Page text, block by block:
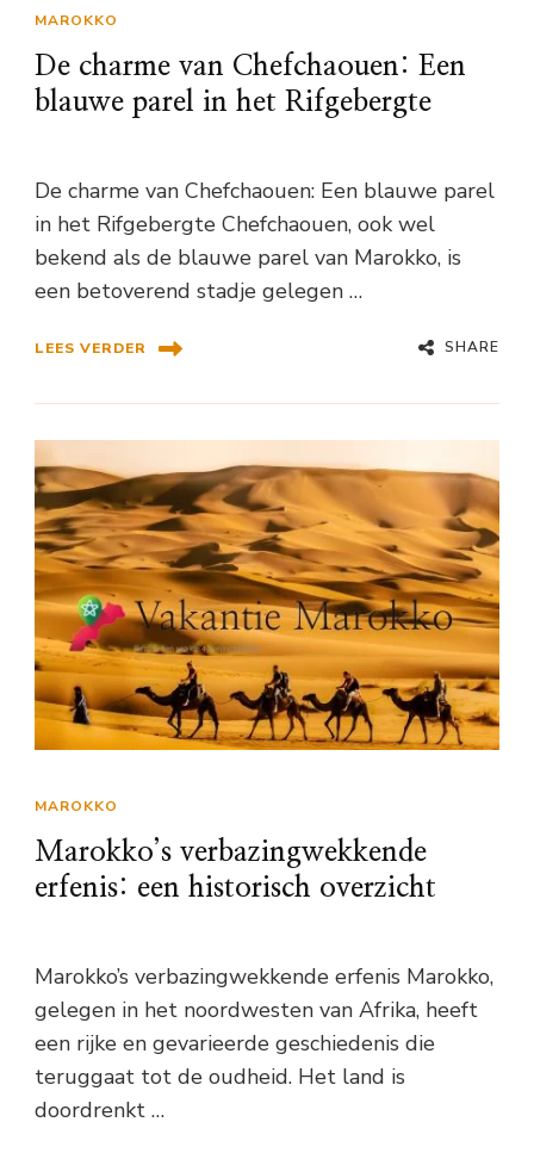
MAROKKO
De charme van Chefchaouen: Een
blauwe parel in het Rifgebergte
De charme van Chefchaouen: Een blauwe parel
in het Rifgebergte Chefchaouen, ook wel
bekend als de blauwe parel van Marokko, is
een betoverend stadje gelegen …
LEES VERDER SHARE
MAROKKO
Marokko’s verbazingwekkende
erfenis: een historisch overzicht
Marokko’s verbazingwekkende erfenis Marokko,
gelegen in het noordwesten van Afrika, heeft
een rijke en gevarieerde geschiedenis die
teruggaat tot de oudheid. Het land is
doordrenkt …